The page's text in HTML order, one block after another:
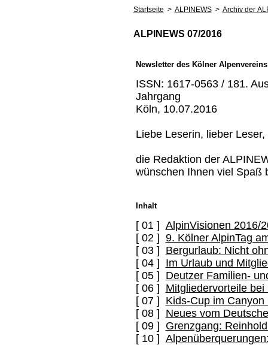
Startseite > ALPINEWS > Archiv der
ALPINEWS 07/2016
Newsletter des Kölner Alpenvereins
ISSN: 1617-0563 / 181.
Jahrgang
Köln, 10.07.2016
Liebe Leserin, lieber Leser,
die Redaktion der
wünschen Ihnen viel Spaß
Inhalt
[ 01 ] AlpinVisionen 2016/
[ 02 ] 9. Kölner AlpinTag
[ 03 ] Bergurlaub: Nicht
[ 04 ] Im Urlaub und
[ 05 ] Deutzer Familien-
[ 06 ] Mitgliedervorteile
[ 07 ] Kids-Cup im
[ 08 ] Neues vom
[ 09 ] Grenzgang:
[ 10 ]